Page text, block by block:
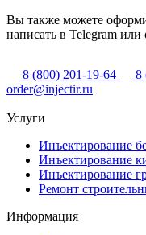
Вы также можете
написать в Telegram или
8 (800) 201-19-64
8
order@injectir.ru
Услуги
Инъектирование
Инъектирование
Инъектирование
Ремонт
Информация